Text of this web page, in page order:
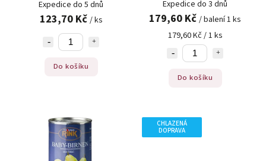
Expedice do 5 dnů
123,70 Kč / ks
Do košíku
Expedice do 3 dnů
179,60 Kč / balení 1 ks
179,60 Kč / 1 ks
Do košíku
CHLAZENÁ
DOPRAVA